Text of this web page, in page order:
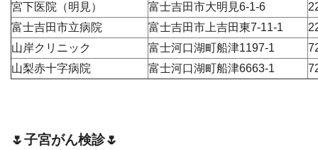
宮下医院（明見）
富士吉田市大明見6-1-6
富士吉田市立病院
富士吉田市上吉田東7-11-1
山岸クリニック
富士河口湖町船津1197-1
山梨赤十字病院
富士河口湖町船津6663-1
🌷子宮がん検診🌷